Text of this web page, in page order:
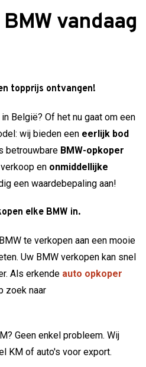
vandaag
topprijs ontvangen!
België? Of het nu gaat om een
wij bieden een eerlijk bod
betrouwbare BMW-opkoper
en onmiddellijke
een waardebepaling aan!
elke BMW in.
te verkopen aan een mooie
Uw BMW verkopen kan snel
Als erkende auto opkoper
zoek naar
Geen enkel probleem. Wij
KM of auto's voor export.